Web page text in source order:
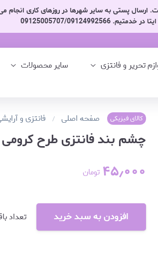
ارسال پستی به سایر شهرها در روزهای کاری
خدمتیم. 09125005707/09124992566
تحریر و فانتزی سایر محصولات
کالای فیزیکی صفحه اصلی فانتزی و
چشم بند فانتزی طرح کرومی
۴۵٫۰۰۰ تومان
افزودن به سبد خرید تعداد